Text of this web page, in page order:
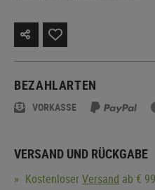
BEZAHLARTEN
VORKASSE
VERSAND UND RÜCKGABE
KostenloserVersand ab €